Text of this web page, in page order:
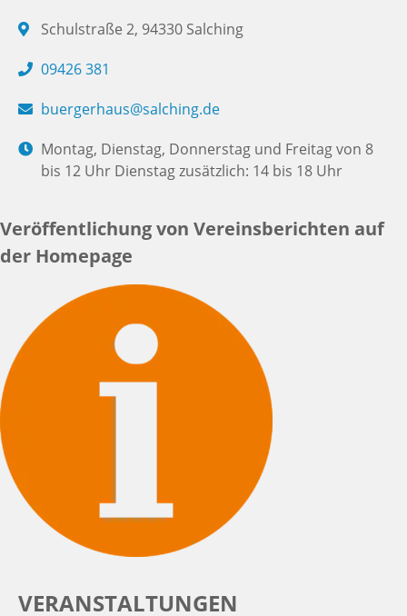
Schulstraße 2, 94330 Salching
09426 381
buergerhaus@salching.de
Montag, Dienstag, Donnerstag und Freitag von 8
bis 12 Uhr Dienstag zusätzlich: 14 bis 18 Uhr
Veröffentlichung von Vereinsberichten auf
der Homepage
VERANSTALTUNGEN